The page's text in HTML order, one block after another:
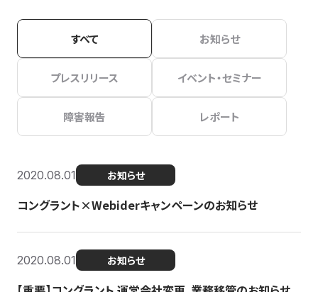
すべて お知らせ
プレスリリース イベント・セミナー
障害報告 レポート
2020.08.01 お知らせ
コングラント×Webiderキャンペーンのお知らせ
2020.08.01 お知らせ